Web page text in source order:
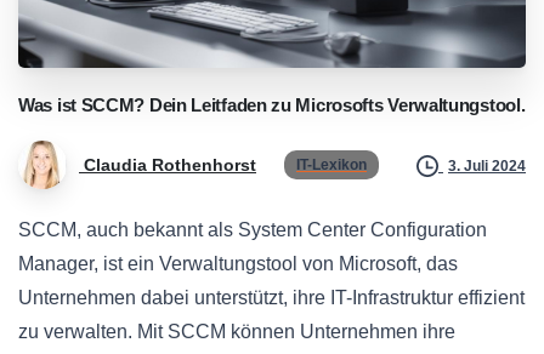
Was ist SCCM? Dein Leitfaden zu Microsofts Verwaltungstool.
Claudia Rothenhorst IT-Lexikon 3. Juli 2024
SCCM, auch bekannt als System Center Configuration
Manager, ist ein Verwaltungstool von Microsoft, das
Unternehmen dabei unterstützt, ihre IT-Infrastruktur effizient
zu verwalten. Mit SCCM können Unternehmen ihre